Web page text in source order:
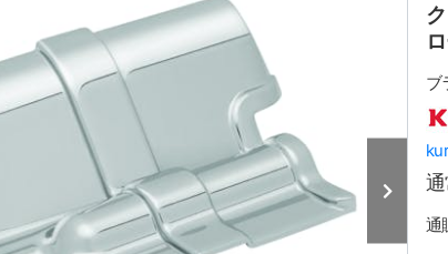
ブ
通
通